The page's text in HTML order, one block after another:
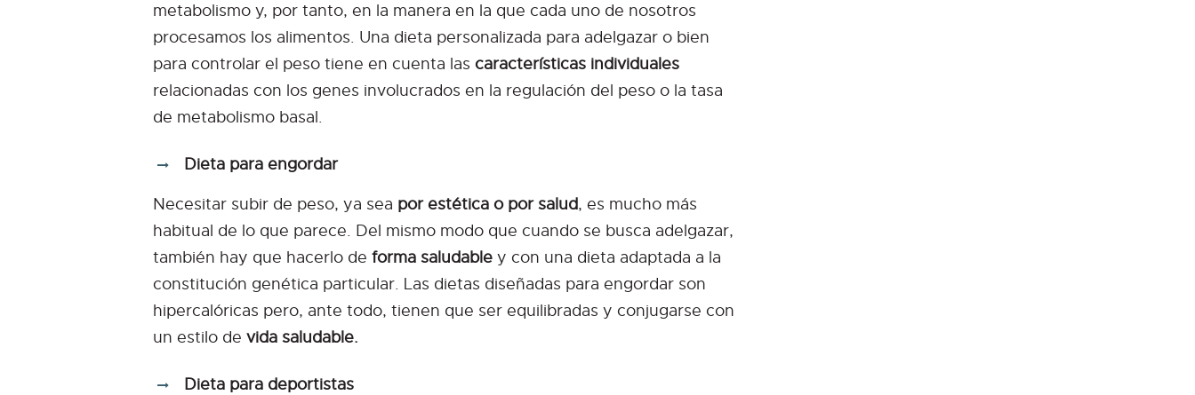
metabolismo y, por tanto, en la manera en la que cada uno de nosotros
procesamos los alimentos. Una dieta personalizada para adelgazar o bien
para controlar el peso tiene en cuenta las características individuales
relacionadas con los genes involucrados en la regulación del peso o la tasa
de metabolismo basal.
Dieta para engordar
Necesitar subir de peso, ya sea por estética o por salud, es mucho más
habitual de lo que parece. Del mismo modo que cuando se busca adelgazar,
también hay que hacerlo de forma saludable y con una dieta adaptada a la
constitución genética particular. Las dietas diseñadas para engordar son
hipercalóricas pero, ante todo, tienen que ser equilibradas y conjugarse con
un estilo de vida saludable.
Dieta para deportistas